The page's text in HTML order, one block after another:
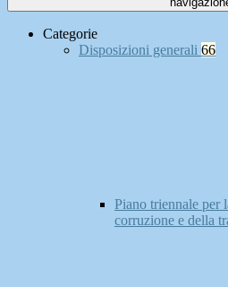
Categorie
Disposizioni generali 66
Piano triennale per
corruzione e della